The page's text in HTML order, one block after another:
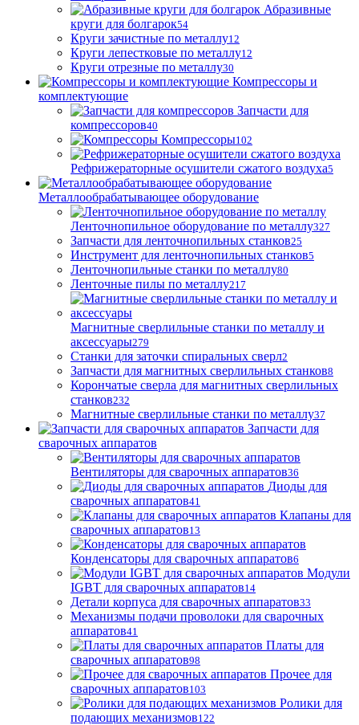
Абразивные
круги для болгарок54
Круги зачистные по металлу12
Круги лепестковые по металлу12
Круги отрезные по металлу30
Компрессоры и
комплектующие
Запчасти для
компрессоров40
Компрессоры102
Рефрижераторные осушители сжатого воздуха5
Металлообрабатывающее оборудование
Ленточнопильное оборудование по металлу327
Запчасти для ленточнопильных станков25
Инструмент для ленточнопильных станков5
Ленточнопильные станки по металлу80
Ленточные пилы по металлу217
Магнитные сверлильные станки по металлу и
аксессуары279
Станки для заточки спиральных сверл2
Запчасти для магнитных сверлильных станков8
Корончатые сверла для магнитных сверлильных
станков232
Магнитные сверлильные станки по металлу37
Запчасти для
сварочных аппаратов
Вентиляторы для сварочных аппаратов36
Диоды для
сварочных аппаратов41
Клапаны для
сварочных аппаратов13
Конденсаторы для сварочных аппаратов6
Модули
IGBT для сварочных аппаратов14
Детали корпуса для сварочных аппаратов33
Механизмы подачи проволоки для сварочных
аппаратов41
Платы для
сварочных аппаратов98
Прочее для
сварочных аппаратов103
Ролики для
подающих механизмов122